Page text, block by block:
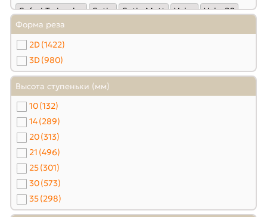
Safari Twincolor
Satin Satin Мatt Velur
Velur20
Viking
Viking E
Полиэстер
Полиэстер-Matt
Форма реза
2D(1422)
3D(980)
Высота ступеньки (мм)
10(132)
14(289)
20(313)
21 (496)
25(301)
30(573)
35(298)